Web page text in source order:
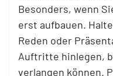
Besonders, wenn
erst aufbauen.
Reden oder
Auftritte hinlegen,
verlangen können.